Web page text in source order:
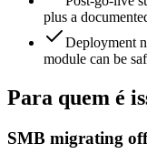
plus a
Deployment
module can be
Para quem é
SMB migrating